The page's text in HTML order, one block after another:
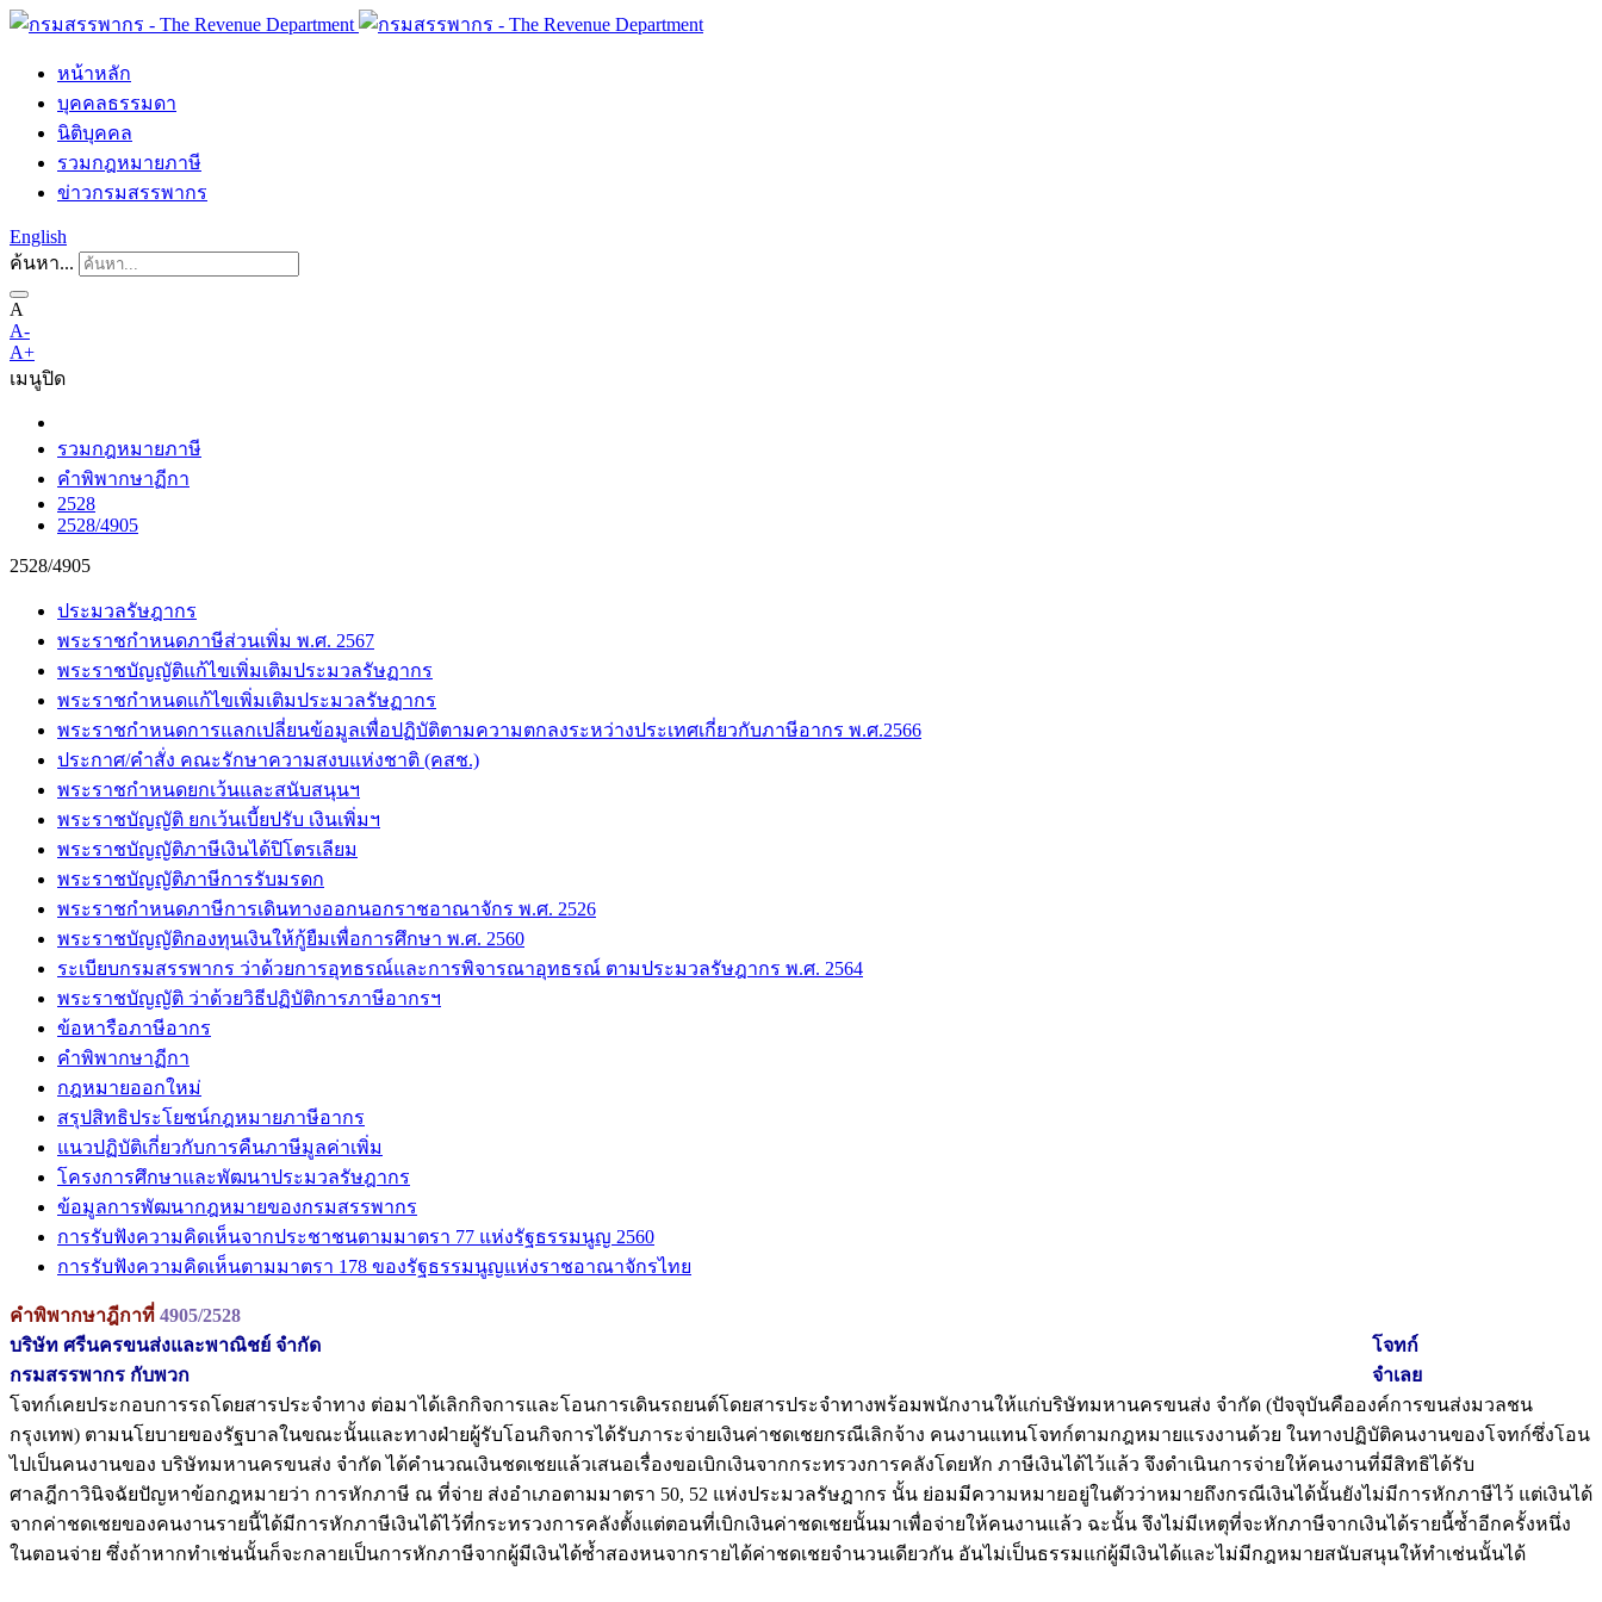
หน้าหลัก
บุคคลธรรมดา
นิติบุคคล
รวมกฎหมายภาษี
ข่าวกรมสรรพากร
English
ค้นหา...
A
A-
A+
เมนูปิด
รวมกฎหมายภาษี
คำพิพากษาฏีกา
2528
2528/4905
2528/4905
ประมวลรัษฎากร
พระราชกำหนดภาษีส่วนเพิ่ม พ.ศ. 2567
พระราชบัญญัติแก้ไขเพิ่มเติมประมวลรัษฏากร
พระราชกำหนดแก้ไขเพิ่มเติมประมวลรัษฏากร
พระราชกำหนดการแลกเปลี่ยนข้อมูลเพื่อปฏิบัติตามความตกลงระหว่างประเทศเกี่ยวกับภาษีอากร พ.ศ.2566
ประกาศ/คำสั่ง คณะรักษาความสงบแห่งชาติ (คสช.)
พระราชกำหนดยกเว้นและสนับสนุนฯ
พระราชบัญญัติ ยกเว้นเบี้ยปรับ เงินเพิ่มฯ
พระราชบัญญัติภาษีเงินได้ปิโตรเลียม
พระราชบัญญัติภาษีการรับมรดก
พระราชกำหนดภาษีการเดินทางออกนอกราชอาณาจักร พ.ศ. 2526
พระราชบัญญัติกองทุนเงินให้กู้ยืมเพื่อการศึกษา พ.ศ. 2560
ระเบียบกรมสรรพากร ว่าด้วยการอุทธรณ์และการพิจารณาอุทธรณ์ ตามประมวลรัษฎากร พ.ศ. 2564
พระราชบัญญัติ ว่าด้วยวิธีปฏิบัติการภาษีอากรฯ
ข้อหารือภาษีอากร
คำพิพากษาฏีกา
กฎหมายออกใหม่
สรุปสิทธิประโยชน์กฎหมายภาษีอากร
แนวปฏิบัติเกี่ยวกับการคืนภาษีมูลค่าเพิ่ม
โครงการศึกษาและพัฒนาประมวลรัษฎากร
ข้อมูลการพัฒนากฎหมายของกรมสรรพากร
การรับฟังความคิดเห็นจากประชาชนตามมาตรา 77 แห่งรัฐธรรมนูญ 2560
การรับฟังความคิดเห็นตามมาตรา 178 ของรัฐธรรมนูญแห่งราชอาณาจักรไทย
คำพิพากษาฎีกาที่ 4905/2528
บริษัท ศรีนครขนส่งและพาณิชย์ จำกัด
โจทก์
กรมสรรพากร กับพวก
จำเลย
โจทก์เคยประกอบการรถโดยสารประจำทาง ต่อมาได้เลิกกิจการและโอนการเดินรถยนต์โดยสารประจำทางพร้อมพนักงานให้แก่บริษัทมหานครขนส่ง จำกัด (ปัจจุบันคือองค์การขนส่งมวลชน
กรุงเทพ) ตามนโยบายของรัฐบาลในขณะนั้นและทางฝ่ายผู้รับโอนกิจการได้รับภาระจ่ายเงินค่าชดเชยกรณีเลิกจ้าง คนงานแทนโจทก์ตามกฎหมายแรงงานด้วย ในทางปฏิบัติคนงานของโจทก์ซึ่งโอน
ไปเป็นคนงานของ บริษัทมหานครขนส่ง จำกัด ได้คำนวณเงินชดเชยแล้วเสนอเรื่องขอเบิกเงินจากกระทรวงการคลังโดยหัก ภาษีเงินได้ไว้แล้ว จึงดำเนินการจ่ายให้คนงานที่มีสิทธิได้รับ
ศาลฎีกาวินิจฉัยปัญหาข้อกฎหมายว่า การหักภาษี ณ ที่จ่าย ส่งอำเภอตามมาตรา 50, 52 แห่งประมวลรัษฎากร นั้น ย่อมมีความหมายอยู่ในตัวว่าหมายถึงกรณีเงินได้นั้นยังไม่มีการหักภาษีไว้ แต่เงินได้
จากค่าชดเชยของคนงานรายนี้ได้มีการหักภาษีเงินได้ไว้ที่กระทรวงการคลังตั้งแต่ตอนที่เบิกเงินค่าชดเชยนั้นมาเพื่อจ่ายให้คนงานแล้ว ฉะนั้น จึงไม่มีเหตุที่จะหักภาษีจากเงินได้รายนี้ซ้ำอีกครั้งหนึ่ง
ในตอนจ่าย ซึ่งถ้าหากทำเช่นนั้นก็จะกลายเป็นการหักภาษีจากผู้มีเงินได้ซ้ำสองหนจากรายได้ค่าชดเชยจำนวนเดียวกัน อันไม่เป็นธรรมแก่ผู้มีเงินได้และไม่มีกฎหมายสนับสนุนให้ทำเช่นนั้นได้